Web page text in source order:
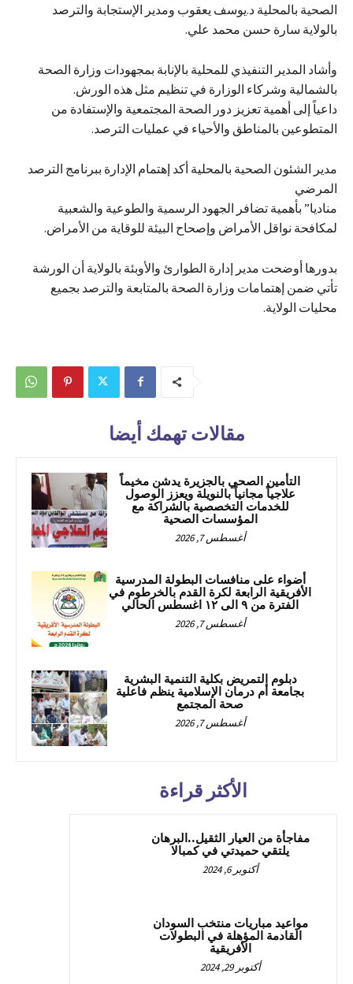
الصحية بالمحلية د.يوسف يعقوب ومدير الإستجابة والترصد
بالولاية سارة حسن محمد علي.
وأشاد المدير التنفيذي للمحلية بالإنابة بمجهودات وزارة الصحة
بالشمالية وشركاء الوزارة في تنظيم مثل هذه الورش.
داعياً إلى أهمية تعزيز دور الصحة المجتمعية والإستفادة من
المتطوعين بالمناطق والأحياء في عمليات الترصد.
مدير الشئون الصحية بالمحلية أكد إهتمام الإدارة ببرنامج الترصد
المرضي
مناديا” بأهمية تضافر الجهود الرسمية والطوعية والشعبية
لمكافحة نواقل الأمراض وإصحاح البيئة للوقاية من الأمراض.
بدورها أوضحت مدير إدارة الطوارئ والأوبئة بالولاية أن الورشة
تأتي ضمن إهتمامات وزارة الصحة بالمتابعة والترصد بجميع
محليات الولاية.
مقالات تهمك أيضا
التأمين الصحي بالجزيرة يدشن مخيماً
علاجياً مجانياً بالنويلة ويعزز الوصول
للخدمات التخصصية بالشراكة مع
المؤسسات الصحية
أغسطس 7, 2026
أضواء على منافسات البطولة المدرسية
الأفريقية الرابعة لكرة القدم بالخرطوم في
الفترة من ٩ الى ١٢ اغسطس الحالي
أغسطس 7, 2026
دبلوم التمريض بكلية التنمية البشرية
بجامعة أم درمان الإسلامية ينظم فاعلية
صحة المجتمع
أغسطس 7, 2026
الأكثر قراءة
مفاجأة من العيار الثقيل..البرهان
يلتقي حميدتي في كمبالا
أكتوبر 6, 2024
مواعيد مباريات منتخب السودان
القادمة المؤهلة في البطولات
الأفريقية
أكتوبر 29, 2024